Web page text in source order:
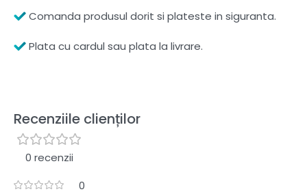
Comanda produsul dorit si plateste in siguranta.
Plata cu cardul sau plata la livrare.
Recenziile clienților
0 recenzii
0